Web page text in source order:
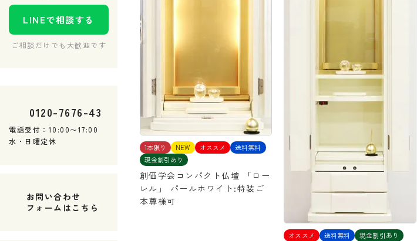
LINEで相談する
ご相談だけでも大歓迎です
0120-7676-43
電話受付：10:00〜17:00
水・日曜定休
お問い合わせ
フォームはこちら
1本限り NEW オススメ
送料無料
現金割引あり
創価学会コンパクト仏壇 「ロー
レル」 パールホワイト:特装ご
本尊様可
オススメ 送料無料 現金割引あり